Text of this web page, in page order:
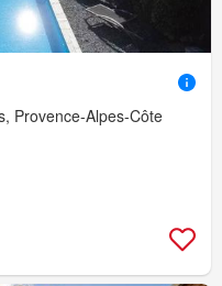
Provence-Alpes-Côte